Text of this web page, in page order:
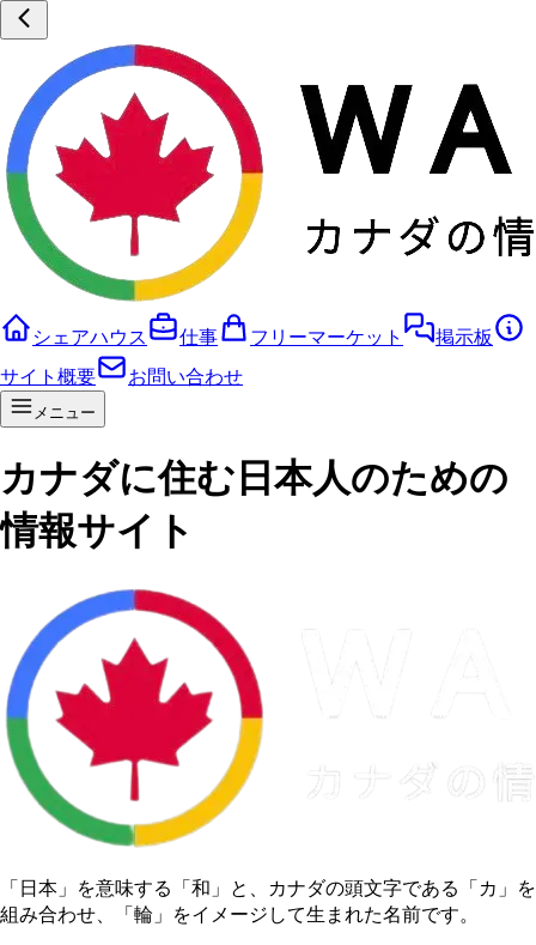
シェアハウス 仕事 フリーマーケット
掲示板
サイト概要
お問い合わせ
メニュー
カナダに住む日本人のための
情報サイト
「日本」を意味する 「和」 と、カナダの頭文字である 「カ」 を
組み合わせ、
「輪」 をイメージして生まれた名前です。